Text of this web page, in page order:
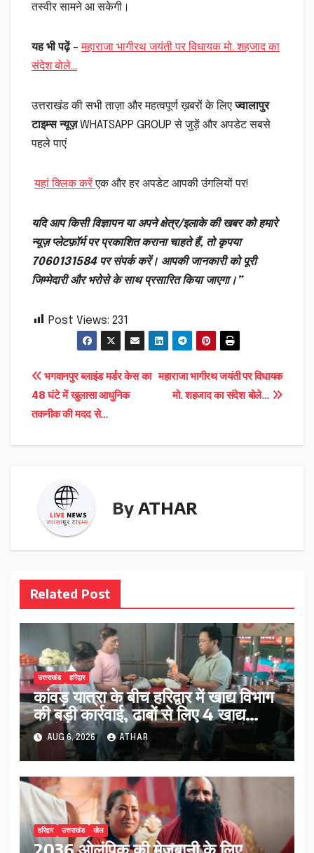
तस्वीर सामने आ सकेगी।
यह भी पढ़ें–महाराजा भागीरथ जयंती पर विधायक मो. शहजाद का
संदेश बोले…
उत्तराखंड की सभी ताज़ा और महत्वपूर्ण ख़बरों के लिएज्वालापुर
टाइम्स न्यूज़WHATSAPP GROUP से जुड़ें और अपडेट सबसे
पहले पाएं
यहां क्लिक करेंएक और हर अपडेट आपकी उंगलियों पर!
यदि आप किसी विज्ञापन या अपने क्षेत्र/इलाके की खबर को हमारे
न्यूज़ प्लेटफ़ॉर्म पर प्रकाशित कराना चाहते हैं, तो कृपया
7060131584 पर संपर्क करें। आपकी जानकारी को पूरी
जिम्मेदारी और भरोसे के साथ प्रसारित किया जाएगा।”
Post Views: 231
Post
navigation
महाराजा भागीरथ जयंती पर विधायक
मो. शहजाद का संदेश बोले…
भगवानपुर ब्लाइंड मर्डर केस का
48 घंटे में खुलासा आधुनिक
तकनीक की मदद से…
By ATHAR
Related Post
उत्तराखंड हरिद्वार
कांवड़ यात्रा के बीच हरिद्वार में खाद्य विभाग
की बड़ी कार्रवाई, ढाबों से लिए 4 खाद्य
नमूने…
AUG 6, 2026 ATHAR
हरिद्वार उत्तराखंड खेल